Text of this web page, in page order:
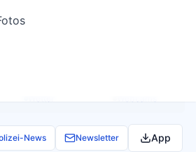
News Newsletter App